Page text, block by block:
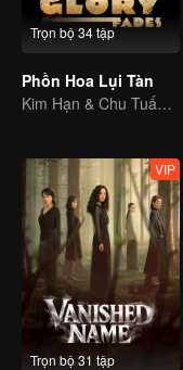
Trọn bộ 34 tập
Phồn Hoa Lụi Tàn
Kim Hạn & Chu Tuấn Vỹ: Song Hùng Khuấy Đảo Giang Hồ
Trọn bộ 31 tập
VIP